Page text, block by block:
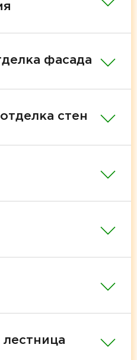
фасада
стен